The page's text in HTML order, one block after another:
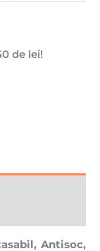
de lei!
Antisoc,